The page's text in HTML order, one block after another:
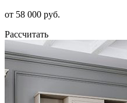
от 58 000 руб.
Рассчитать